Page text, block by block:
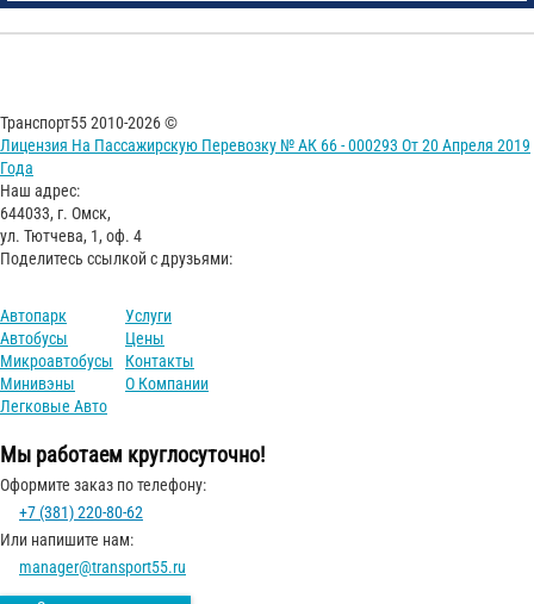
Транспорт55 2010-2026 ©
Лицензия На Пассажирскую Перевозку № АК 66 - 000293 От 20 Апреля 2019
Года
Наш адрес:
644033, г. Омск,
ул. Тютчева, 1, оф. 4
Поделитесь ссылкой с друзьями:
Автопарк
Автобусы
Микроавтобусы
Минивэны
Легковые Авто
Услуги
Цены
Контакты
О Компании
Мы работаем круглосуточно!
Оформите заказ по телефону:
+7 (381) 220-80-62
Или напишите нам:
manager@transport55.ru